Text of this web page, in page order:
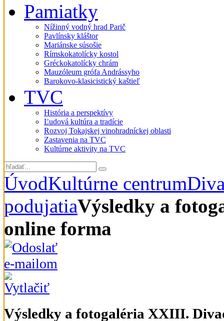
Pamiatky
Nížinný vodný hrad Parič
Pavlínsky kláštor
Mariánske súsošie
Rímskokatolícky kostol
Gréckokatolícky chrám
Mauzóleum grófa Andrássyho
Barokovo-klasicistický kaštieľ
TVC
História a perspektívy
Ľudová kultúra a tradície
Rozvoj Tokajskej vinohradníckej oblasti
Zastavenia na TVC
Kultúrne aktivity na TVC
ÚvodKultúrne centrum
podujatiaVýsledky a
online forma
Výsledky a fotogaléria XXIII.